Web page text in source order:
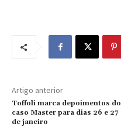
Artigo anterior
Toffoli marca depoimentos do
caso Master para dias 26 e 27
de janeiro